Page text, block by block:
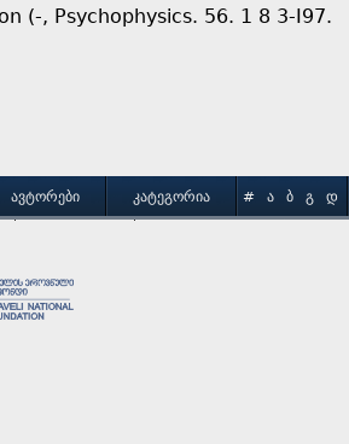
(-, Psychophysics. 56. 1 8 3-I97.
ᲐᲕᲢᲝᲠᲔᲑᲘ ᲙᲐᲢᲔᲒᲝᲠᲘᲐ # Ა Ბ Გ
Დ